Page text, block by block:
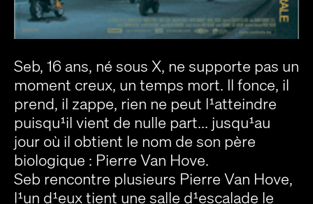
Seb, 16 ans, né sous X, ne supporte pas un
moment creux, un temps mort. Il fonce, il
prend, il zappe, rien ne peut l¹atteindre
puisqu¹il vient de nulle part... jusqu¹au
jour où il obtient le nom de son père
biologique : Pierre Van Hove.
Seb rencontre plusieurs Pierre Van Hove,
l¹un d¹eux tient une salle d¹escalade le